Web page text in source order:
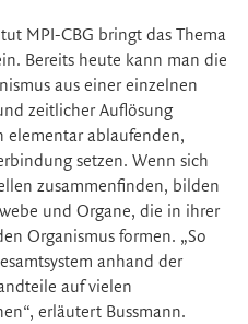
MPI-CBG bringt das Thema
Bereits heute kann man die
aus einer einzelnen
zeitlicher Auflösung
elementar ablaufenden,
setzen. Wenn sich
zusammenfinden, bilden
und Organe, die in ihrer
Organismus formen. „So
anhand der
auf vielen
erläutert Bussmann.